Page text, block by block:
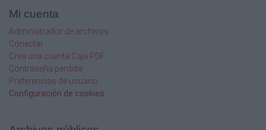
siguientes de haber recibido la solicitud del pago
de la pena convencional.
NOVENA.- RECLAMACIONES Y DEVOLUCIONES.-
En caso de que el Mueble de línea no sea el
solicitado y especificado en el Presupuesto, o
no corresponda a la calidad, marca y
características
establecidas en el presente Contrato, El
reclamación,
Mi cuenta
Administrador de archivos
Conectar
Crea una cuenta Caja PDF
Contraseña perdida
Preferencias de usuario
Configuración de cookies